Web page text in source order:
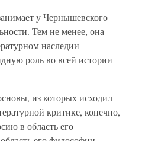
у Чернышевского
Тем не менее, она
наследии
роль во всей истории
из которых исходил
критике, конечно,
в область его